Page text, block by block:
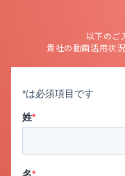
以下のご
貴社の動画活用状